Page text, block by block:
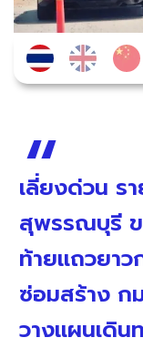
เลี่ยงด่วน ร
สุพรรณบุรี ข
ท้ายแถวยาว
ซ่อมสร้าง ก
วางแผนเดิน